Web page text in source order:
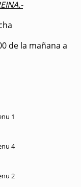
de la mañana a
1
4
2